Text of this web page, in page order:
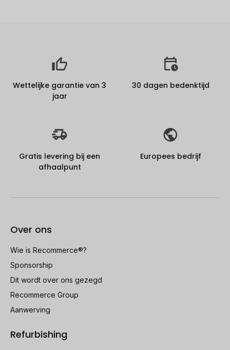
Wettelijke garantie van 3
jaar
30 dagen bedenktijd
Gratis levering bij een
afhaalpunt
Europees bedrijf
Over ons
Wie is Recommerce®?
Sponsorship
Dit wordt over ons gezegd
Recommerce Group
Aanwerving
Refurbishing